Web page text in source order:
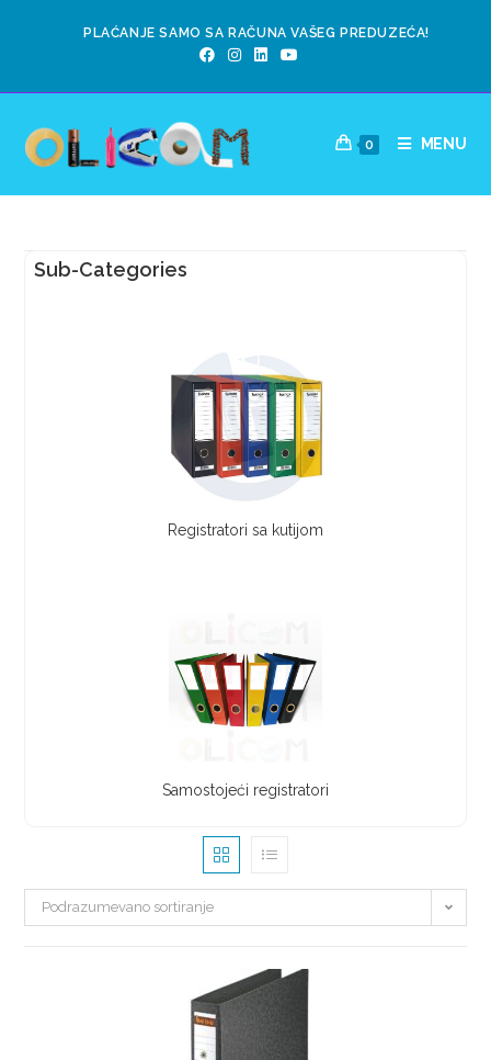
PLAĆANJE SAMO SA RAČUNA VAŠEG PREDUZEĆA!
0 MENU
Sub-Categories
Registratori sa kutijom
Samostojeći registratori
Podrazumevano sortiranje